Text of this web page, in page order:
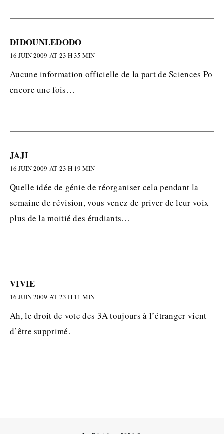
DIDOUNLEDODO
16 JUIN 2009 AT 23 H 35 MIN
Aucune information officielle de la part de Sciences Po
encore une fois…
JAJI
16 JUIN 2009 AT 23 H 19 MIN
Quelle idée de génie de réorganiser cela pendant la
semaine de révision, vous venez de priver de leur voix
plus de la moitié des étudiants…
VIVIE
16 JUIN 2009 AT 23 H 11 MIN
Ah, le droit de vote des 3A toujours à l’étranger vient
d’être supprimé.